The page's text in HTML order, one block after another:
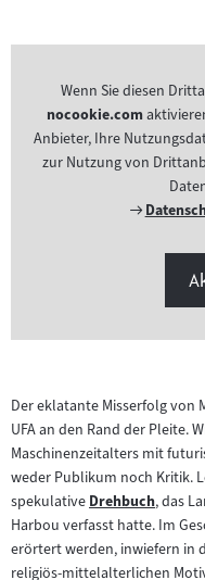
Wenn Sie diesen
nocookie.com
Anbieter, Ihre
zur Nutzung von
Externer
Der eklatante Misserfolg von "
UFA an den Rand der Pleite.
Maschinenzeitalters mit
weder Publikum noch Kritik.
spekulativeZum
Inhalt:
Drehbuch, das
Harbou verfasst hatte. Im
erörtert werden, inwiefern in
religiös-mittelalterlichen